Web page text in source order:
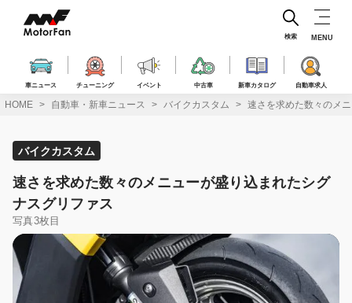
ス
車ニュース チューニング イベント 中古車 新車カタログ 自動車求人
検索 MENU
HOME 自動車・新車ニュース バイクカスタム 速さを求めた数々のメ
バイクカスタム
速さを求めた数々のメニューが盛り込まれたシグ
ナスグリファス
写真3枚目